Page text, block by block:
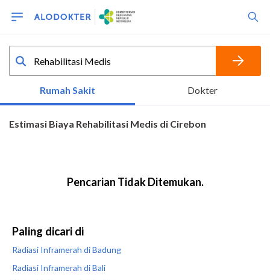
Paling dicari di
Radiasi Inframerah di Badung
Radiasi Inframerah di Bali